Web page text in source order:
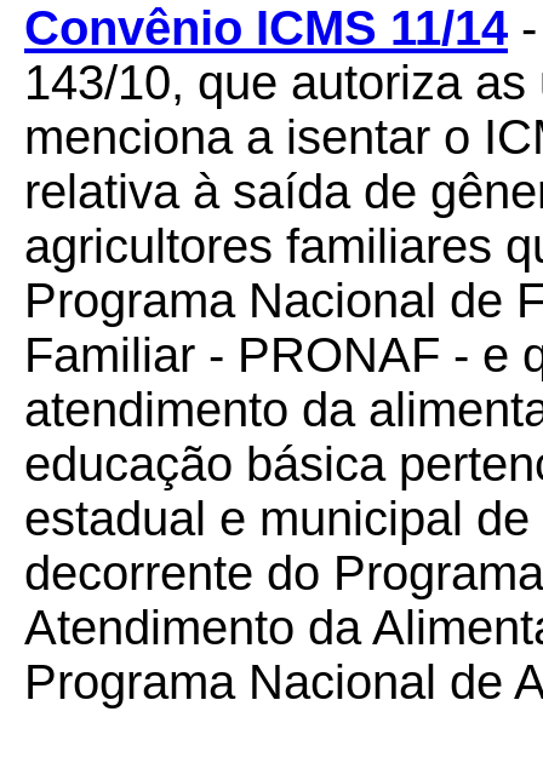
Convênio ICMS 11/14
143/10, que autoriza
menciona a isentar o
relativa à saída de
agricultores familiares
Programa Nacional de
Familiar - PRONAF - e
atendimento da
educação básica
estadual e municipal
decorrente do
Atendimento da
Programa Nacional de